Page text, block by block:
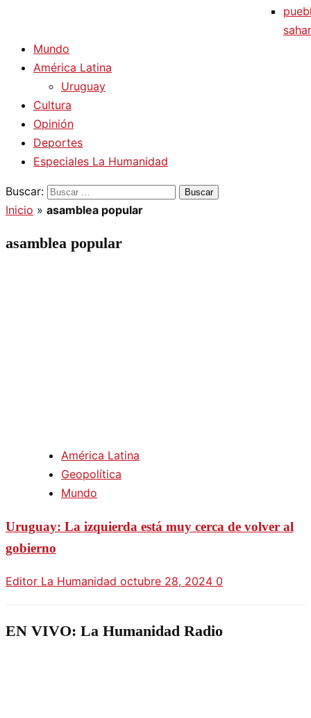
Mundo
América Latina
Uruguay
Cultura
Opinión
Deportes
Especiales La Humanidad
Buscar:
Inicio » asamblea popular
asamblea popular
América Latina
Geopolítica
Mundo
Uruguay: La izquierda está muy cerca de volver al
gobierno
Editor La Humanidad octubre 28, 2024 0
EN VIVO: La Humanidad Radio